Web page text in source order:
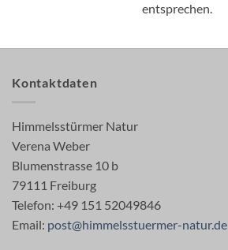
entsprechen.
Kontaktdaten
Himmelsstürmer Natur
Verena Weber
Blumenstrasse 10 b
79111 Freiburg
Telefon: +49 151 52049846
Email: post@himmelsstuermer-natur.de